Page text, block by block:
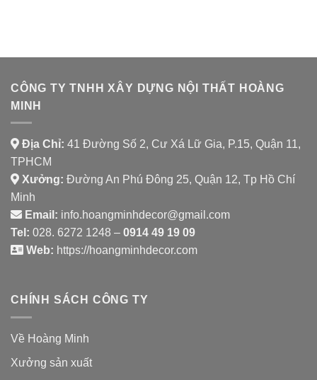
CÔNG TY TNHH XÂY DỰNG NỘI THẤT HOÀNG
MINH
Địa Chỉ: 41 Đường Số 2, Cư Xá Lữ Gia, P.15, Quận 11,
TPHCM
Xưởng: Đường An Phú Đông 25, Quận 12, Tp Hồ Chí
Minh
Email: info.hoangminhdecor@gmail.com
Tel: 028. 6272 1248 – 0914 49 19 09
Web: https://hoangminhdecor.com
CHÍNH SÁCH CÔNG TY
Về Hoàng Minh
Xưởng sản xuất